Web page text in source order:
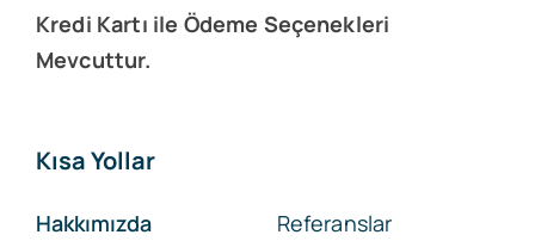
Kredi Kartı ile Ödeme Seçenekleri
Mevcuttur.
Kısa Yollar
Hakkımızda
Referanslar